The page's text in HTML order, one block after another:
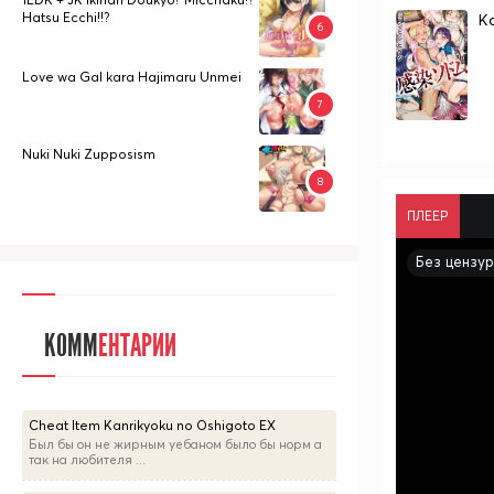
ПЛЕЕР
Без
Hatsu Ecchi!!?
Love wa Gal kara Hajimaru Unmei
Nuki Nuki Zupposism
КОММЕНТАРИИ
Cheat Item Kanrikyoku no Oshigoto EX
Был бы он не жирным уебаном было бы норм а
так на любителя ...